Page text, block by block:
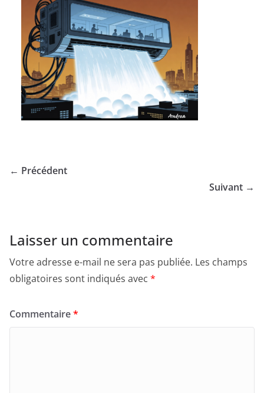
← Précédent
Suivant →
Laisser un commentaire
Votre adresse e-mail ne sera pas publiée. Les champs
obligatoires sont indiqués avec *
Commentaire*